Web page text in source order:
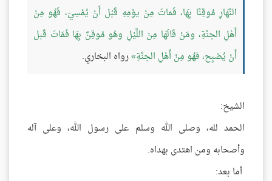
النَّهَارِ مُوقِنًا بِهَا، فَماتَ مِنْ يوْمِهِ قَبْل أَنْ يُمْسِيَ، فَهُو مِنْ
أَهْلِ الجنَّةِ، ومَنْ قَالَهَا مِنَ اللَّيْلِ وهُو مُوقِنٌ بِهَا فَمَاتَ قَبل
أَنْ يُصْبِح، فهُو مِنْ أَهْلِ الجنَّةِ رواه البخاري.
الشيخ:
الحمد لله، وصلى الله وسلم على رسول الله، وعلى آله
وأصحابه ومن اهتدى بهداه.
أما بعد: